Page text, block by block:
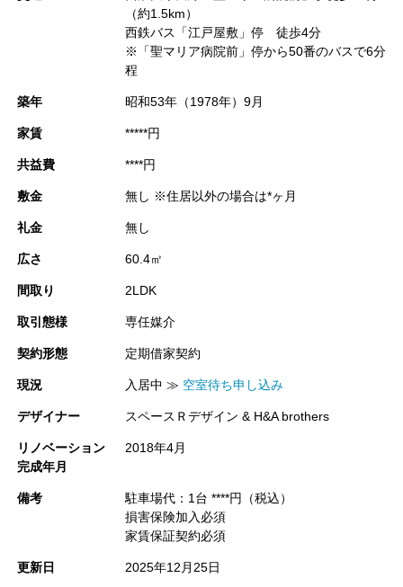
コメントを閉じる
（約1.5km）
西鉄バス「江戸屋敷」停 徒歩4分
※「聖マリア病院前」停から50番のバスで6分
程
築年 昭和53年（1978年）9月
家賃 *****円
共益費 ****円
敷金 無し ※住居以外の場合は*ヶ月
礼金 無し
広さ 60.4㎡
間取り 2LDK
取引態様 専任媒介
契約形態 定期借家契約
現況 入居中 ≫ 空室待ち申し込み
デザイナー スペースＲデザイン & H&A brothers
リノベーション
完成年月
2018年4月
備考
駐車場代：1台 ****円（税込）
損害保険加入必須
家賃保証契約必須
更新日 2025年12月25日